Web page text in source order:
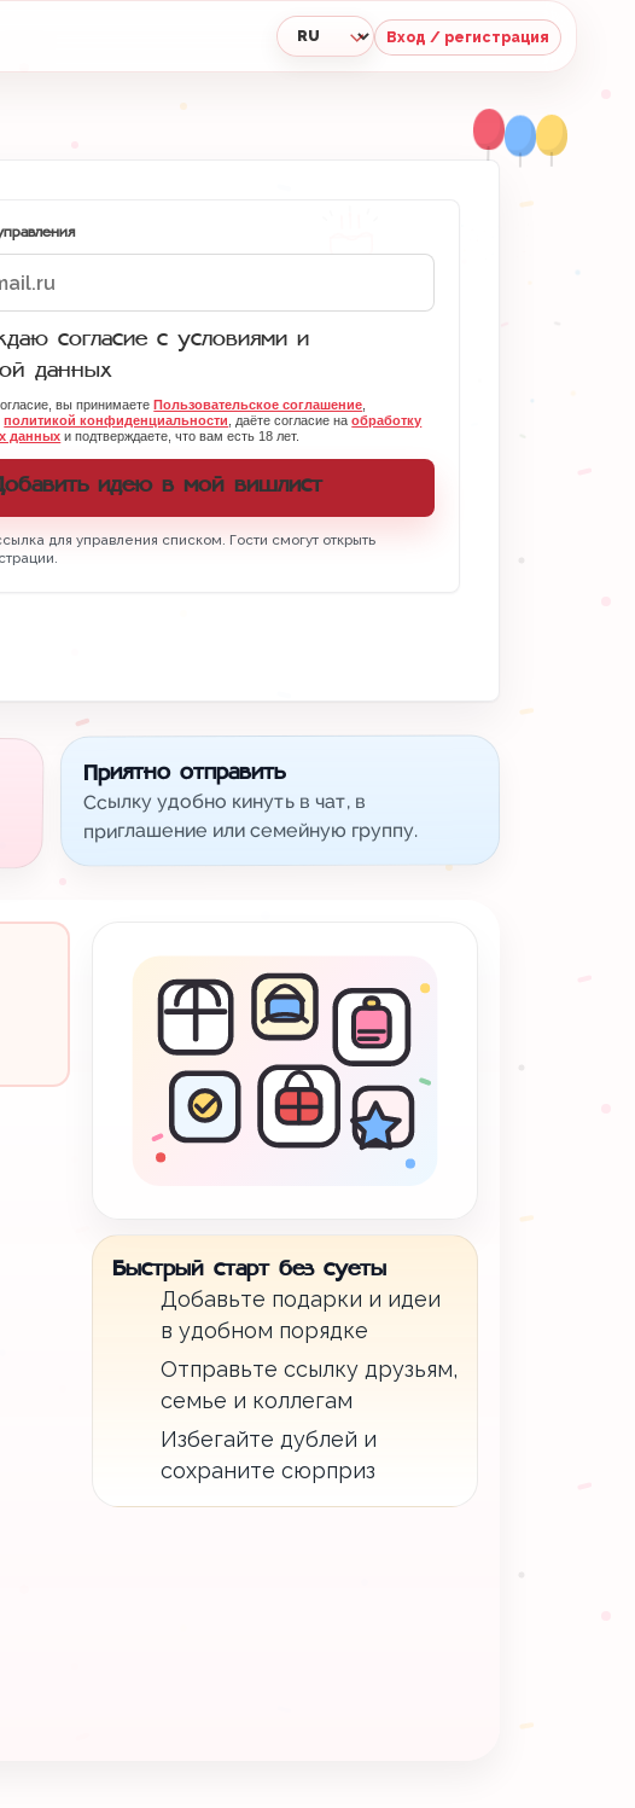
Язык Вход / регистрация
согласие с условиями и
данных
вы принимаетеПользовательское соглашение
политикой конфиденциальности , даёте согласие наобработку
данных и подтверждаете, что вам есть 18 лет.
идею в мой вишлист
для управления списком. Гости смогут открыть
Приятно отправить
Ссылку удобно кинуть в чат, в
приглашение или семейную группу.
Быстрый старт без суеты
Добавьте подарки и идеи
в удобном порядке
Отправьте ссылку друзьям,
семье и коллегам
Избегайте дублей и
сохраните сюрприз